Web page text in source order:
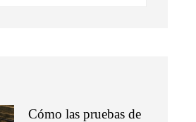
Cómo las pruebas de